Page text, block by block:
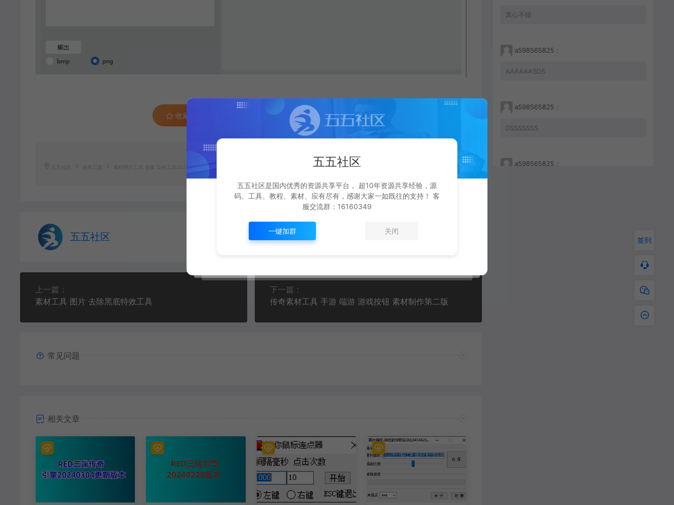
收藏 (0) 点赞 (0)
五五社区 各类工具 素材图片工具 批量 染色工具2022-6-9 http://www.668899.cn/2919.html
五五社区 生成海报
上一篇：
素材工具 图片 去除黑底特效工具
下一篇：
传奇素材工具 手游 端游 游戏按钮 素材制作第二版
常见问题
相关文章
真心不错
a598565825：
AAAAAASDS
a598565825：
DSSSSSSS
a598565825：
签到
五五社区
五五社区是国内优秀的资源共享平台， 超10年资源共享经验，源
码、工具、教程、素材、应有尽有，感谢大家一如既往的支持！ 客
服交流群：16160349
一键加群 关闭